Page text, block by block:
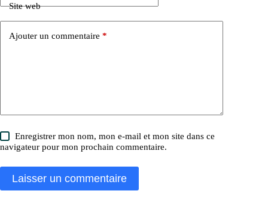
Site web
Ajouter un commentaire *
Enregistrer mon nom, mon e-mail et mon site dans ce
navigateur pour mon prochain commentaire.
Laisser un commentaire